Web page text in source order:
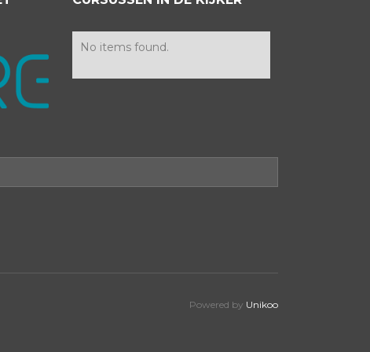
No items found.
Powered by Unikoo